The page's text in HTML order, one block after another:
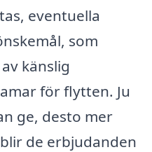
eventuella
som
känslig
för flytten. Ju
ge, desto mer
de erbjudanden